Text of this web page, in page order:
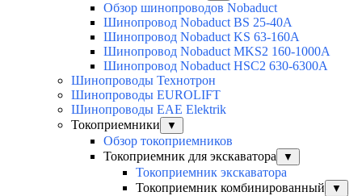
Обзор шинопроводов Nobaduct
Шинопровод Nobaduct BS 25-40A
Шинопровод Nobaduct KS 63-160А
Шинопровод Nobaduct MKS2 160-1000А
Шинопровод Nobaduct HSC2 630-6300А
Шинопроводы Технотрон
Шинопроводы EUROLIFT
Шинопроводы EAE Elektrik
Токоприемники
▼
Обзор токоприемников
Токоприемник для экскаватора
▼
Токоприемник экскаватора
Токоприемник комбинированный
▼